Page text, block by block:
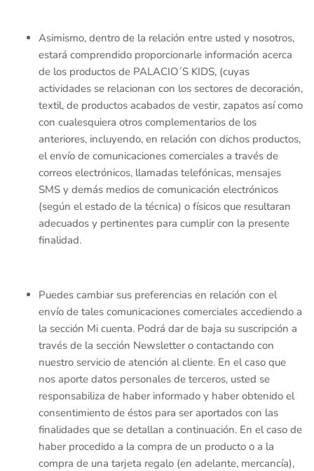
Asimismo, dentro de la relación entre usted y nosotros,
estará comprendido proporcionarle información acerca
de los productos de PALACIO´S KIDS, (cuyas
actividades se relacionan con los sectores de decoración,
textil, de productos acabados de vestir, zapatos así como
con cualesquiera otros complementarios de los
anteriores, incluyendo, en relación con dichos productos,
el envío de comunicaciones comerciales a través de
correos electrónicos, llamadas telefónicas, mensajes
SMS y demás medios de comunicación electrónicos
(según el estado de la técnica) o físicos que resultaran
adecuados y pertinentes para cumplir con la presente
finalidad.
Puedes cambiar sus preferencias en relación con el
envío de tales comunicaciones comerciales accediendo a
la sección Mi cuenta. Podrá dar de baja su suscripción a
través de la sección Newsletter o contactando con
nuestro servicio de atención al cliente. En el caso que
nos aporte datos personales de terceros, usted se
responsabiliza de haber informado y haber obtenido el
consentimiento de éstos para ser aportados con las
finalidades que se detallan a continuación. En el caso de
haber procedido a la compra de un producto o a la
compra de una tarjeta regalo (en adelante, mercancía),
Sueter y Sudaderas
Short
Vestidos